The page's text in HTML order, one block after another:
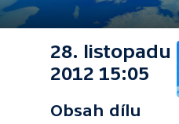
28. listopadu
2012 15:05
Obsah dílu